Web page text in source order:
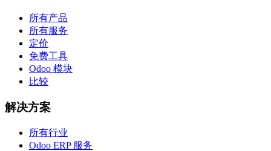
所有产品
所有服务
定价
免费工具
Odoo 模块
比较
解决方案
所有行业
Odoo ERP 服务